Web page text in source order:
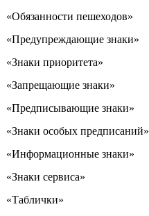
«Обязанности пешеходов»
«Предупреждающие знаки»
«Знаки приоритета»
«Запрещающие знаки»
«Предписывающие знаки»
«Знаки особых предписаний»
«Информационные знаки»
«Знаки сервиса»
«Таблички»